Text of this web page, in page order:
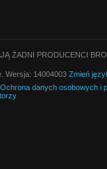
ŻADNI PRODUCENCI
Wersja: 14004003 Zmień
Ochrona danych osobowych i